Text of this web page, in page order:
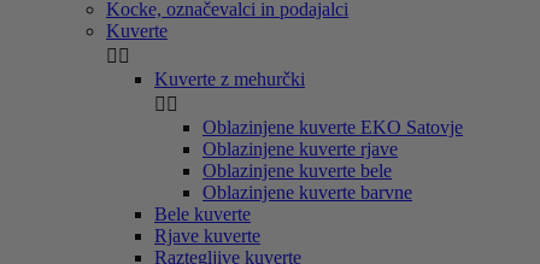
Kocke, označevalci in podajalci
Kuverte
 
Kuverte z mehurčki
 
Oblazinjene kuverte EKO Satovje
Oblazinjene kuverte rjave
Oblazinjene kuverte bele
Oblazinjene kuverte barvne
Bele kuverte
Rjave kuverte
Raztegljive kuverte